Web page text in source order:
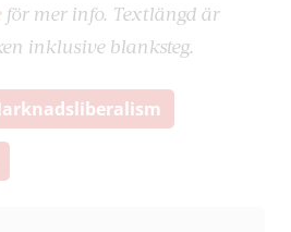
för mer info. Textlängd är
inklusive blanksteg.